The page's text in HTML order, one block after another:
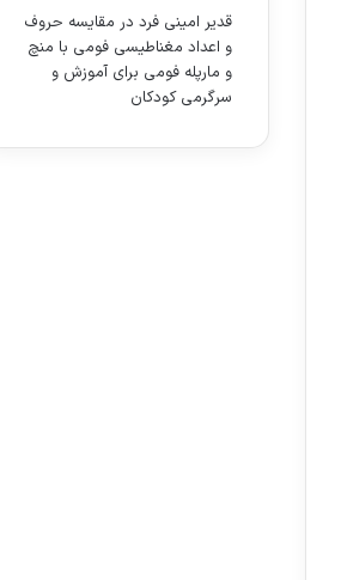
قدیر امینی فرددر مقایسه حروف
و اعداد مغناطیسی فومی با منچ
و مارپله فومی برای آموزش و
سرگرمی کودکان